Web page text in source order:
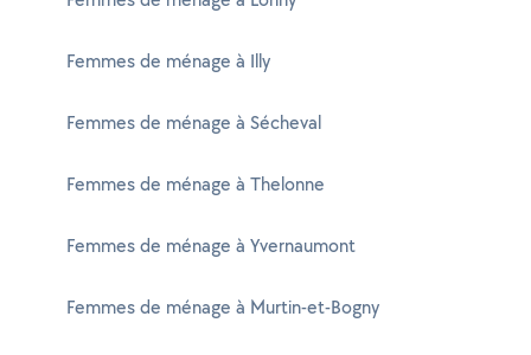
Femmes de ménage à Illy
Femmes de ménage à Sécheval
Femmes de ménage à Thelonne
Femmes de ménage à Yvernaumont
Femmes de ménage à Murtin-et-Bogny